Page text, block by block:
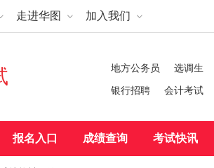
走进华图 加入我们
地方公务员 选调生
银行招聘
会计考试
报名入口 成绩查询 考试快讯